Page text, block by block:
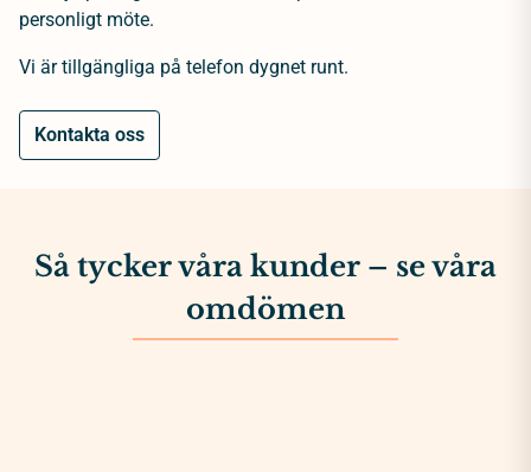
personligt möte.
Vi är tillgängliga på telefon dygnet runt.
Kontakta oss
Så tycker våra kunder – se våra
omdömen